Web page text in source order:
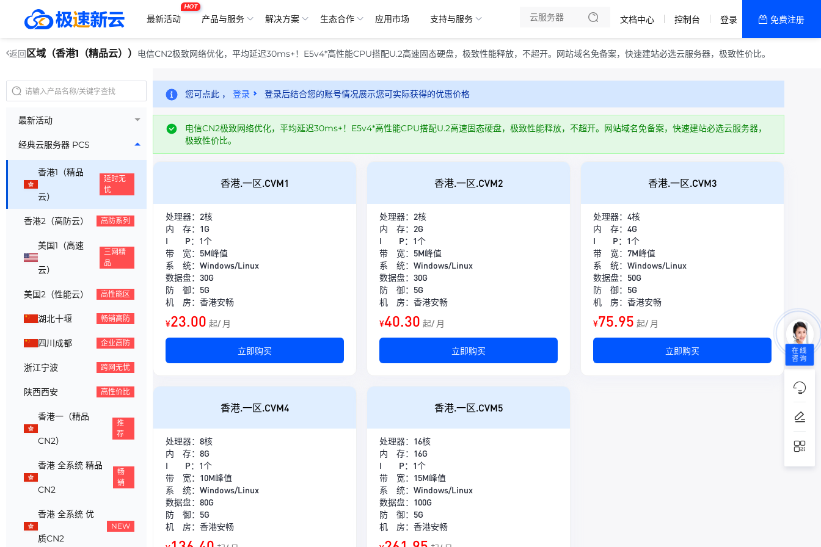
最新活动
HOT
产品与服务 解决方案 生态合作 应用市场
支持与服务
一区 · 精品网
五区 · 精品大带宽
四区 · 精品大带宽
三区 · 精品20M
一区 · 精品20M
文档中心 控制台 登录 免费注册
返回 区域（香港1（精品云）） 电信CN2极致网络优化，平均延迟30ms+！E5v4*高性能CPU搭配U.2高速固态硬盘，极致性能释放，不超开。网站域名免备案，快速建站必选云服务器，极致性价比。
最新活动
经典云服务器 PCS
香港1（精品
云）
延时无
忧
香港2（高防云） 高防系列
美国1（高速
云）
三网精
品
美国2（性能云） 高性能区
湖北十堰 畅销高防
四川成都 企业高防
浙江宁波 跨网无忧
陕西西安 高性价比
香港一（精品
CN2）
推
荐
香港 全系统 精品
CN2
畅
销
香港 全系统 优
质CN2
NEW
您可点此 ， 登录 登录后结合您的账号情况展示您可实际获得的优惠价格
电信CN2极致网络优化，平均延迟30ms+！E5v4*高性能CPU搭配U.2高速固态硬盘，极致性能释放，不超开。网站域名免备案，快速建站必选云服务器，
极致性价比。
香港.一区.CVM1
处理器：2核
内 存：1G
I P：1个
带 宽：5M峰值
系 统：Windows/Linux
数据盘：30G
防 御：5G
机 房：香港安畅
¥23.00 起/ 月
立即购买
香港.一区.CVM2
处理器：2核
内 存：2G
I P：1个
带 宽：5M峰值
系 统：Windows/Linux
数据盘：30G
防 御：5G
机 房：香港安畅
¥40.30 起/ 月
立即购买
香港.一区.CVM3
处理器：4核
内 存：4G
I P：1个
带 宽：7M峰值
系 统：Windows/Linux
数据盘：50G
防 御：5G
机 房：香港安畅
¥75.95 起/ 月
立即购买
香港.一区.CVM4
处理器：8核
内 存：8G
I P：1个
带 宽：10M峰值
系 统：Windows/Linux
数据盘：80G
防 御：5G
机 房：香港安畅
香港.一区.CVM5
处理器：16核
内 存：16G
I P：1个
带 宽：15M峰值
系 统：Windows/Linux
数据盘：100G
防 御：5G
机 房：香港安畅
在线
咨询